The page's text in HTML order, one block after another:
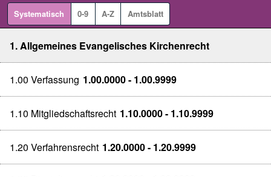
Systematisch 0-9 A-Z Amtsblatt
1. Allgemeines Evangelisches Kirchenrecht
1.00 Verfassung 1.00.0000 - 1.00.9999
1.10 Mitgliedschaftsrecht 1.10.0000 - 1.10.9999
1.20 Verfahrensrecht 1.20.0000 - 1.20.9999